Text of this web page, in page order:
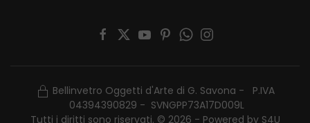
Bellinvetro Oggetti d'Arte di G. Savona - P.IVA
04394390829 - SVNGPP73A17D009L
Tutti i diritti sono riservati. © 2026 - Powered by S4U